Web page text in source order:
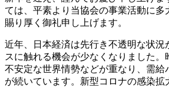
ては、平素より当協会の事業活動に多
賜り厚く御礼申し上げます。
近年、日本経済は先行き不透明な状況
スに触れる機会が少なくなりました。
不安定な世界情勢などが重なり、需給
が続いています。新型コロナの感染拡